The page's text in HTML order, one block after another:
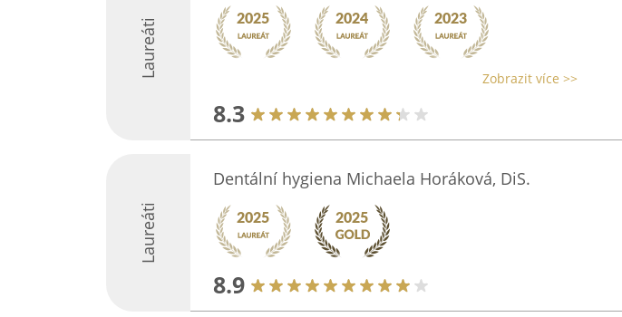
Laureáti Zobrazit více >>
8.3
Laureáti
Dentální hygiena Michaela Horáková, DiS.
8.9